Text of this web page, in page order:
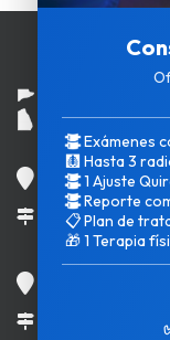
Surquillo
Calle Las
Av. Carlos
Exámenes
🩻 Hasta 3
1 Ajuste
Reporte
📋Plan de
🎁1 Terapia